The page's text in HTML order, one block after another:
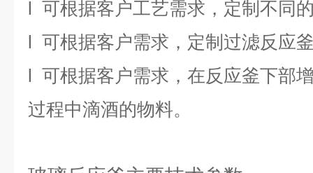
l 可根据客户工艺需求，定制不同
l 可根据客户需求，定制过滤反应
l 可根据客户需求，在反应釜下部
过程中滴酒的物料。